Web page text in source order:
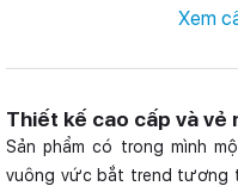
128 GB, 256 GB, 512 GB, 1 TB
Xem
Thiết kế cao cấp và vẻ
Sản phẩm có trong mình
vuông vức bắt trend tương